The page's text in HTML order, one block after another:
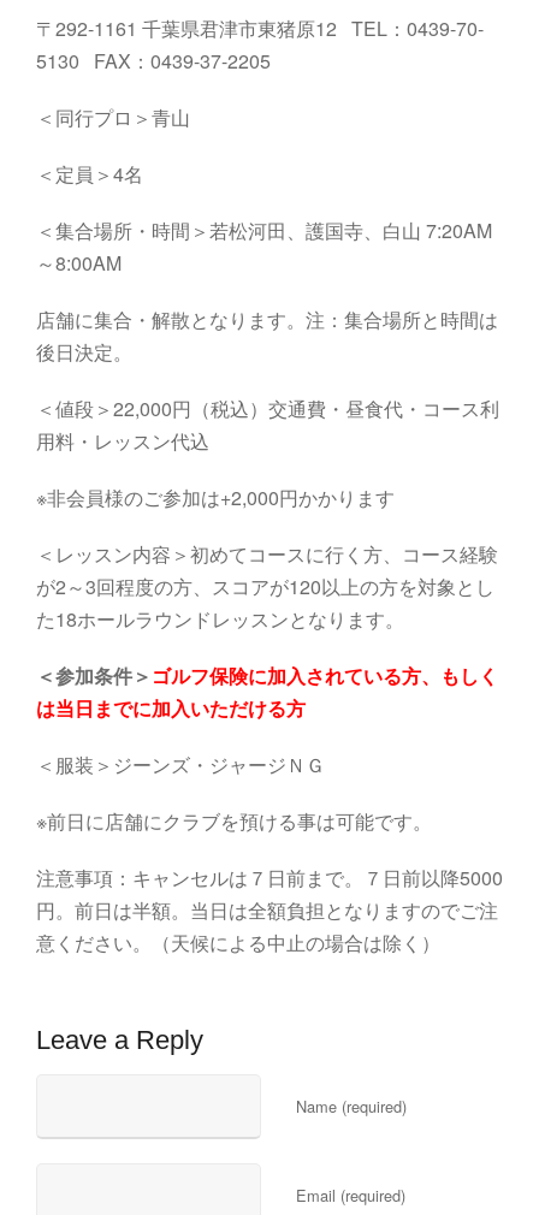
〒292-1161 千葉県君津市東猪原12 TEL：0439-70-
5130 FAX：0439-37-2205
＜同行プロ＞青山
＜定員＞4名
＜集合場所・時間＞若松河田、護国寺、白山 7:20AM
～8:00AM
店舗に集合・解散となります。注：集合場所と時間は
後日決定。
＜値段＞22,000円（税込）交通費・昼食代・コース利
用料・レッスン代込
※非会員様のご参加は+2,000円かかります
＜レッスン内容＞初めてコースに行く方、コース経験
が2～3回程度の方、スコアが120以上の方を対象とし
た18ホールラウンドレッスンとなります。
＜参加条件＞ ゴルフ保険に加入されている方、もしく
は当日までに加入いただける方
＜服装＞ジーンズ・ジャージＮＧ
※前日に店舗にクラブを預ける事は可能です。
注意事項：キャンセルは７日前まで。７日前以降5000
円。前日は半額。当日は全額負担となりますのでご注
意ください。（天候による中止の場合は除く）
Leave a Reply
Name (required)
Email (required)